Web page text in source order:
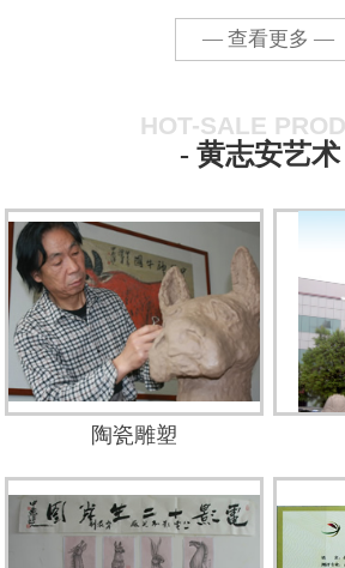
的认知、淡定和超然的创作态度。
观察力感悟着生活的激情，以缘物
— 查看更多 —
HOT-SALE
- 黄志安艺术
陶瓷雕塑